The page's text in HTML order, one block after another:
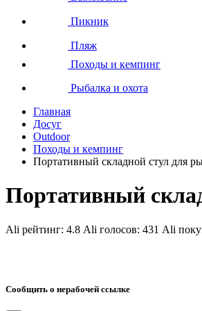
Пикник
Пляж
Походы и кемпинг
Рыбалка и охота
Главная
Досуг
Outdoor
Походы и кемпинг
Портативный складной стул для
Портативный
Ali рейтинг: 4.8 Ali голосов: 431 Ali
Сообщить о нерабочей ссылке